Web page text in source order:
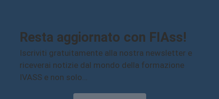
Resta aggiornato con FIAss!
Iscriviti gratuitamente alla nostra newsletter e
riceverai notizie dal mondo della formazione
IVASS e non solo…